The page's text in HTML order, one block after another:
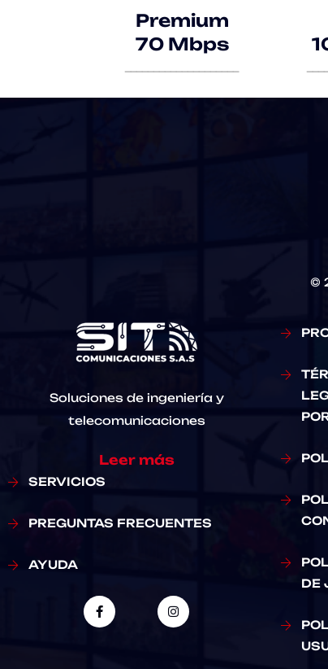
Premium
70 Mbps
©
Soluciones de ingeniería y
telecomunicaciones
Leer más
SERVICIOS
PREGUNTAS FRECUENTES
AYUDA
DE